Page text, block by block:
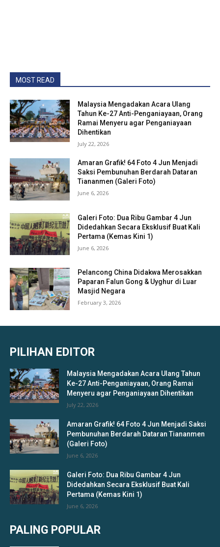
MOST READ
Malaysia Mengadakan Acara Ulang
Tahun Ke-27 Anti-Penganiayaan, Orang
Ramai Menyeru agar Penganiayaan
Dihentikan
July 22, 2026
Amaran Grafik! 64 Foto 4 Jun Menjadi
Saksi Pembunuhan Berdarah Dataran
Tiananmen (Galeri Foto)
June 6, 2026
Galeri Foto: Dua Ribu Gambar 4 Jun
Didedahkan Secara Eksklusif Buat Kali
Pertama (Kemas Kini 1)
June 6, 2026
Pelancong China Didakwa Merosakkan
Paparan Falun Gong & Uyghur di Luar
Masjid Negara
February 3, 2026
PILIHAN EDITOR
Malaysia Mengadakan Acara Ulang Tahun
Ke-27 Anti-Penganiayaan, Orang Ramai
Menyeru agar Penganiayaan Dihentikan
July 22, 2026
Amaran Grafik! 64 Foto 4 Jun Menjadi Saksi
Pembunuhan Berdarah Dataran Tiananmen
(Galeri Foto)
June 6, 2026
Galeri Foto: Dua Ribu Gambar 4 Jun
Didedahkan Secara Eksklusif Buat Kali
Pertama (Kemas Kini 1)
June 6, 2026
PALING POPULAR